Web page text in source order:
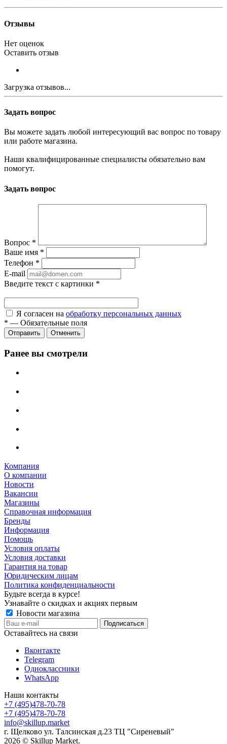
Отзывы
Нет оценок
Оставить отзыв
Загрузка отзывов...
Задать вопрос
Вы можете задать любой интересующий вас вопрос по товару
или работе магазина.
Наши квалифицированные специалисты обязательно вам
помогут.
Задать вопрос
Вопрос *
Ваше имя *
Телефон *
E-mail
Введите текст с картинки *
Я согласен на обработку персональных данных
* — Обязательные поля
Отправить Отменить
Ранее вы смотрели
Компания
О компании
Новости
Вакансии
Магазины
Справочная информация
Бренды
Информация
Помощь
Условия оплаты
Условия доставки
Гарантия на товар
Юридическим лицам
Политика конфиденциальности
Будьте всегда в курсе!
Узнавайте о скидках и акциях первым
Новости магазина
Оставайтесь на связи
Вконтакте
Telegram
Одноклассники
WhatsApp
Наши контакты
+7 (495)478-70-78
+7 (495)478-70-78
info@skillup.market
г. Щелково ул. Талсинская д.23 ТЦ "Сиреневый"
2026 © Skillup Market.